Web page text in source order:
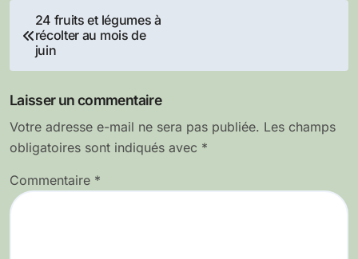
Navigation
de
l’article
24 fruits et légumes à
récolter au mois de
juin
Laisser un commentaire
Votre adresse e-mail ne sera pas publiée. Les champs
obligatoires sont indiqués avec *
Commentaire *